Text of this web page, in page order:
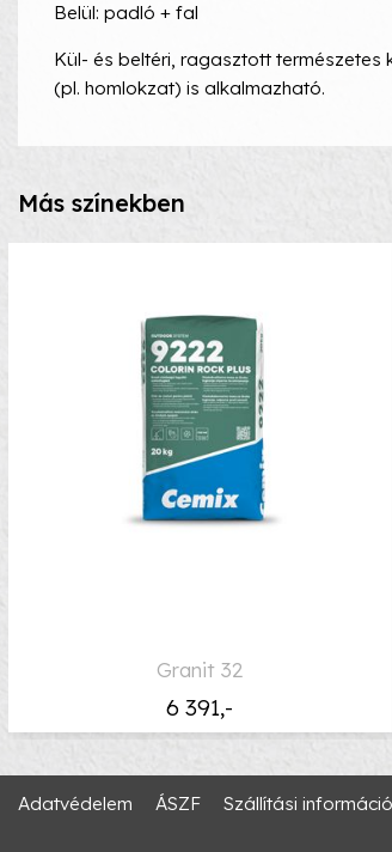
Belül: padló + fal
Kül- és beltéri, ragasztott
(pl. homlokzat) is alkalmazható.
Más színekben
6 391,-
Granit 32
Adatvédelem ÁSZF Szállítási